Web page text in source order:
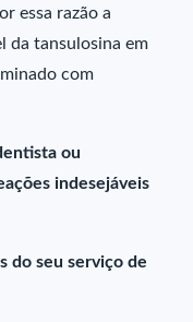
essa razão a
da tansulosina em
com
ou
indesejáveis
do seu serviço de